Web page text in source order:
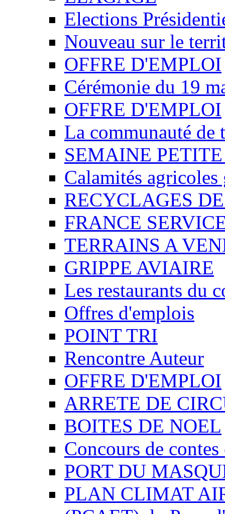
Elections
Nouveau sur le
OFFRE D'EMPLOI
Cérémonie du 19
OFFRE D'EMPLOI
La communauté de
SEMAINE
Calamités
RECYCLAGES
FRANCE
TERRAINS A
GRIPPE AVIAIRE
Les restaurants du
Offres d'emplois
POINT TRI
Rencontre Auteur
OFFRE D'EMPLOI
ARRETE DE
BOITES DE NOEL
Concours de
PORT DU
PLAN CLIMAT